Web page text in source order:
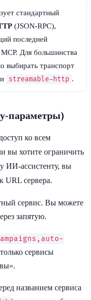
стандартный
(JSON-RPC),
последней
Для большинства
выбирать транспорт
streamable-http .
параметры)
ко всем
вы хотите ограничить
ИИ-ассистенту, вы
URL сервера.
сервис. Вы можете
запятую.
сервисы
названием сервиса